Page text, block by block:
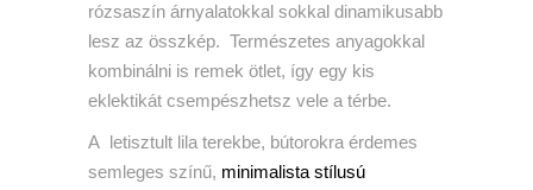
rózsaszín árnyalatokkal sokkal dinamikusabb
lesz az összkép. Természetes anyagokkal
kombinálni is remek ötlet, így egy kis
eklektikát csempészhetsz vele a térbe.
A letisztult lila terekbe, bútorokra érdemes
semleges színű, minimalista stílusú